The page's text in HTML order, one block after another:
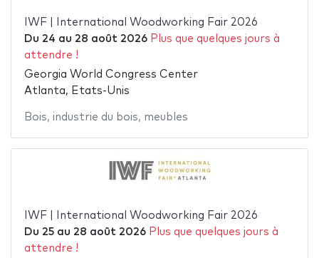
IWF | International Woodworking Fair 2026
Du 24 au 28 août 2026 Plus que quelques jours à
attendre !
Georgia World Congress Center
Atlanta, Etats-Unis
Bois, industrie du bois, meubles
IWF | International Woodworking Fair 2026
Du 25au 28 août 2026 Plus que quelques jours à
attendre !